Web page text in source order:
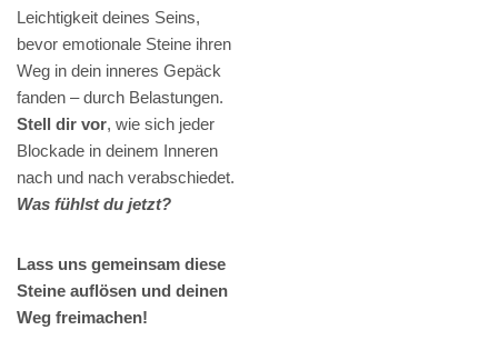
Leichtigkeit deines Seins,
bevor emotionale Steine ihren
Weg in dein inneres Gepäck
fanden – durch Belastungen.
Stell dir vor, wie sich jeder
Blockade in deinem Inneren
nach und nach verabschiedet.
Was fühlst du jetzt?
Lass uns gemeinsam diese
Steine auflösen und deinen
Weg freimachen!